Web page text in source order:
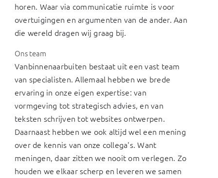
horen. Waar via communicatie ruimte is voor
overtuigingen en argumenten van de ander. Aan
die wereld dragen wij graag bij.
Ons team
Vanbinnenaarbuiten bestaat uit een vast team
van specialisten. Allemaal hebben we brede
ervaring in onze eigen expertise: van
vormgeving tot strategisch advies, en van
teksten schrijven tot websites ontwerpen.
Daarnaast hebben we ook altijd wel een mening
over de kennis van onze collega's. Want
meningen, daar zitten we nooit om verlegen. Zo
houden we elkaar scherp en leveren we samen